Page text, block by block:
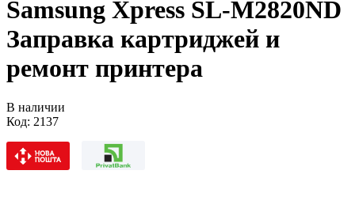
Samsung Xpress SL-M2820ND
Заправка картриджей и
ремонт принтера
В наличии
Код: 2137